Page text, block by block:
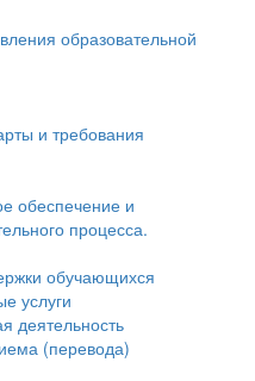
образовательной
и требования
обеспечение и
процесса.
обучающихся
услуги
деятельность
(перевода)